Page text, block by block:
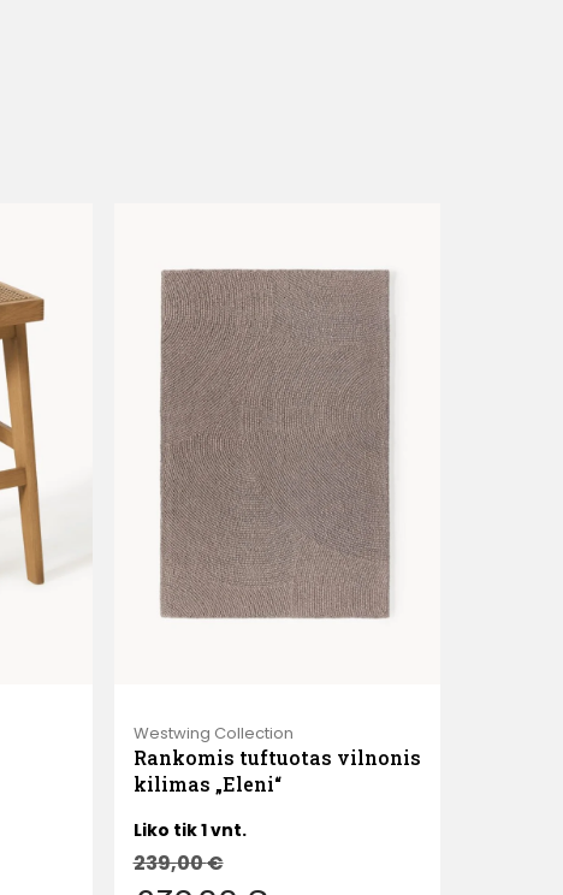
Westwing Collection
Rankomis tuftuotas vilnonis
kilimas „Eleni“
Liko tik 1 vnt.
239,00€